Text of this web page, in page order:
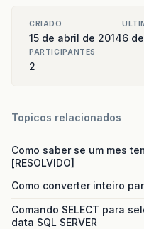
CRIADO
15 de abril de 20146
PARTICIPANTES
2
Topicos relacionados
Como saber se um mes
[RESOLVIDO]
Como converter inteiro
Comando SELECT para
data SQL SERVER